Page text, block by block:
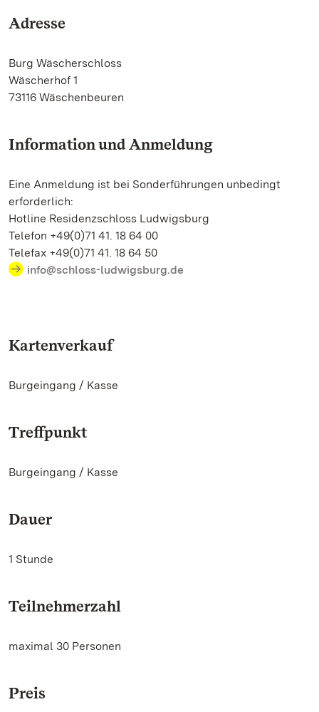
Adresse
Burg Wäscherschloss
Wäscherhof 1
73116 Wäschenbeuren
Information und Anmeldung
Eine Anmeldung ist bei Sonderführungen unbedingt
erforderlich:
Hotline Residenzschloss Ludwigsburg
Telefon +49(0)71 41. 18 64 00
Telefax +49(0)71 41. 18 64 50
info@schloss-ludwigsburg.de
Kartenverkauf
Burgeingang / Kasse
Treffpunkt
Burgeingang / Kasse
Dauer
1 Stunde
Teilnehmerzahl
maximal 30 Personen
Preis